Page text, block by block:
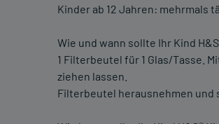
Kinder ab 12 Jahren: mehrmals
Wie und wann sollte Ihr Kind
1 Filterbeutel für 1 Glas/Tasse.
ziehen lassen.
Filterbeutel herausnehmen und